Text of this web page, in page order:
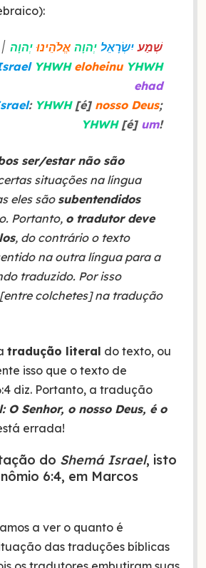
שְׁמַע יִשְׂרָאֵל יְהוָה אֱלֹהֵינוּ יְהוָה ׀
YHWH eloheinu YHWH
ehad
: YHWH[é] nosso Deus;
YHWH[é] um!
ser/estar não são
situações na língua
eles sãosubentendidos
Portanto, o tradutor deve
, do contrário o texto
na outra língua para a
traduzido. Por isso
colchetes] na tradução
tradução literal do texto, ou
isso que o texto de
diz. Portanto, a tradução
O Senhor, o nosso Deus, é o
errada!
do Shemá Israel, isto
6:4, em Marcos
a ver o quanto é
das traduções bíblicas